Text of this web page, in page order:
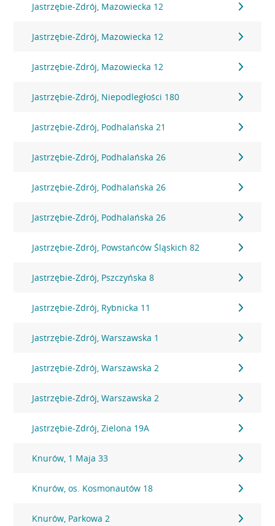
Jastrzębie-Zdrój, Mazowiecka 12
Jastrzębie-Zdrój, Mazowiecka 12
Jastrzębie-Zdrój, Mazowiecka 12
Jastrzębie-Zdrój, Niepodległości 180
Jastrzębie-Zdrój, Podhalańska 21
Jastrzębie-Zdrój, Podhalańska 26
Jastrzębie-Zdrój, Podhalańska 26
Jastrzębie-Zdrój, Podhalańska 26
Jastrzębie-Zdrój, Powstańców Śląskich 82
Jastrzębie-Zdrój, Pszczyńska 8
Jastrzębie-Zdrój, Rybnicka 11
Jastrzębie-Zdrój, Warszawska 1
Jastrzębie-Zdrój, Warszawska 2
Jastrzębie-Zdrój, Warszawska 2
Jastrzębie-Zdrój, Zielona 19A
Knurów, 1 Maja 33
Knurów, os. Kosmonautów 18
Knurów, Parkowa 2